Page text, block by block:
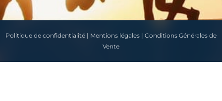
Politique de confidentialité | Mentions légales | Conditions Générales de
Vente